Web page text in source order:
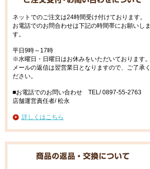
ネットでのご注文は24時間受け付けております。
お電話でのお問合わせは下記の時間帯にお願いしま
す。
平日9時～17時
※水曜日・日曜日はお休みをいただいております。
メールの返信は翌営業日となりますので、ご了承く
ださい。
■お電話でのお問い合わせ TEL/ 0897-55-2763
店舗運営責任者/ 松永
詳しくはこちら